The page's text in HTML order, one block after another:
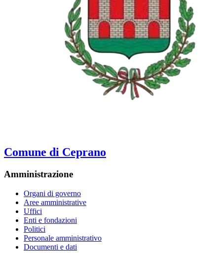
Comune di Ceprano
Amministrazione
Organi di governo
Aree amministrative
Uffici
Enti e fondazioni
Politici
Personale amministrativo
Documenti e dati